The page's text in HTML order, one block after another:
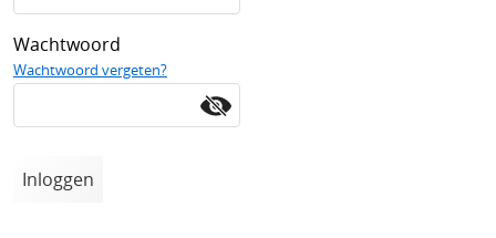
Wachtwoord
Wachtwoord vergeten?